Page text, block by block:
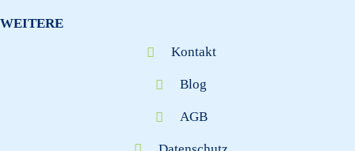
WEITERE
Kontakt
Blog
AGB